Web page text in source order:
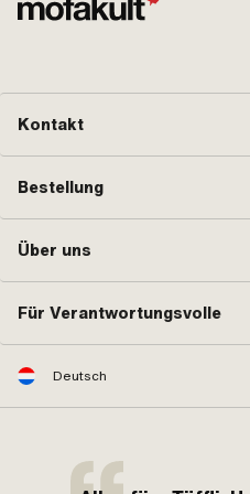
Kontakt
Bestellung
Über uns
Für Verantwortungsvolle
Deutsch